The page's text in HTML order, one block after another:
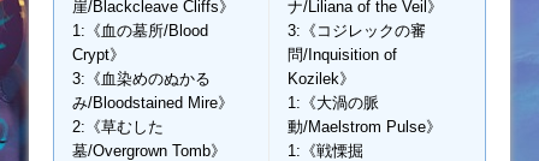
崖/Blackcleave Cliffs》
1:《血の墓所/Blood
Crypt》
3:《血染めのぬかる
み/Bloodstained Mire》
2:《草むした
墓/Overgrown Tomb》
ナ/Liliana of the Veil》
3:《コジレックの審
問/Inquisition of
Kozilek》
1:《大渦の脈
動/Maelstrom Pulse》
1:《戦慄掘